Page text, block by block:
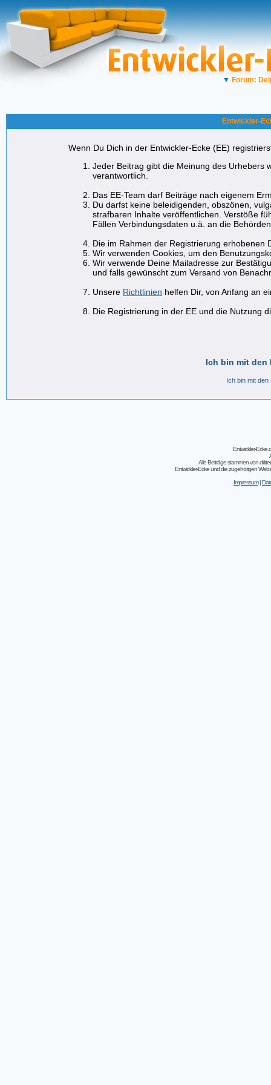
▼ Forum:
Entwickler-
Wenn Du Dich in der Entwickler-Ecke (EE)
Jeder Beitrag gibt die Meinung des Urhebers
verantwortlich.
Das EE-Team darf Beiträge nach eigenem
Du darfst keine beleidigenden, obszönen,
strafbaren Inhalte veröffentlichen. Verstöße
Fällen Verbindungsdaten u.ä. an die
Die im Rahmen der Registrierung erhobenen
Wir verwenden Cookies, um den
Wir verwende Deine Mailadresse zur
und falls gewünscht zum Versand von
Unsere Richtlinien helfen Dir, von Anfang an
Die Registrierung in der EE und die Nutzung
Ich bin mit den
Ich bin mit
Entwickler-
Alle Beiträge stammen von
Entwickler-Ecke und die zugehörigen
Impressum|